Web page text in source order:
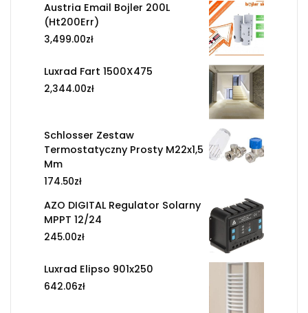
Austria Email Bojler 200L
(Ht200Err)
3,499.00zł
Luxrad Fart 1500X475
2,344.00zł
Schlosser Zestaw
Termostatyczny Prosty M22x1,5
Mm
174.50zł
AZO DIGITAL Regulator Solarny
MPPT 12/24
245.00zł
Luxrad Elipso 901x250
642.06zł